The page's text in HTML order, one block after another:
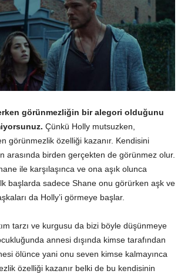
görünmezliğin bir alegori olduğunu
Çünkü Holly mutsuzken,
görünmezlik özelliği kazanır. Kendisini
arasında birden gerçekten de görünmez olur.
ile karşılaşınca ve ona aşık olunca
başlarda sadece Shane onu görürken aşk ve
da Holly’i görmeye başlar.
tarzı ve kurgusu da bizi böyle düşünmeye
annesi dışında kimse tarafından
ölünce yani onu seven kimse kalmayınca
özelliği kazanır belki de bu kendisinin